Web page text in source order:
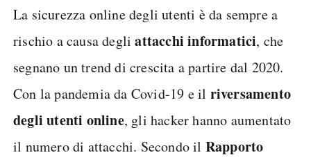
La sicurezza online degli utenti è da sempre a
rischio a causa degliattacchi informatici, che
segnano un trend di crescita a partire dal 2020.
Con la pandemia da Covid-19 e il riversamento
degli utenti online, gli hacker hanno aumentato
il numero di attacchi. Secondo il Rapporto